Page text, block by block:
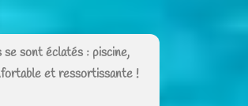
se sont éclatés : piscine,
et ressortissante !